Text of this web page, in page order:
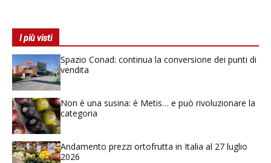
I più visti
Spazio Conad: continua la conversione dei punti di
vendita
Non è una susina: è Metis… e può rivoluzionare la
categoria
Andamento prezzi ortofrutta in Italia al 27 luglio
2026